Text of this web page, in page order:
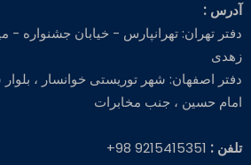
آدرس :
دفتر تهران: تهرانپارس - خیابان جشنواره -
زهدی
دفتر اصفهان: شهر توریستی خوانسار ،
امام حسین ، جنب مخابرات
تلفن :